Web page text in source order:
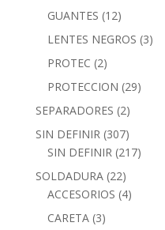
GUANTES (12)
LENTES NEGROS (3)
PROTEC (2)
PROTECCION (29)
SEPARADORES (2)
SIN DEFINIR (307)
SIN DEFINIR (217)
SOLDADURA (22)
ACCESORIOS (4)
CARETA (3)